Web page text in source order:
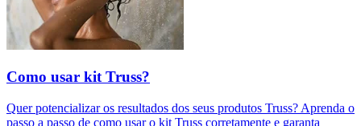
Como usar kit Truss?
Quer potencializar os resultados dos seus produtos Truss? Aprenda o
passo a passo de como usar o kit Truss corretamente e garanta